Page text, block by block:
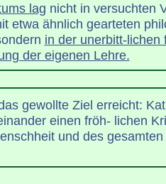
lag nicht in versuchten
etwa ähnlich gearteten
in der unerbitt-lichen
der eigenen Lehre.
gewollte Ziel erreicht:
einen fröh- lichen
und des